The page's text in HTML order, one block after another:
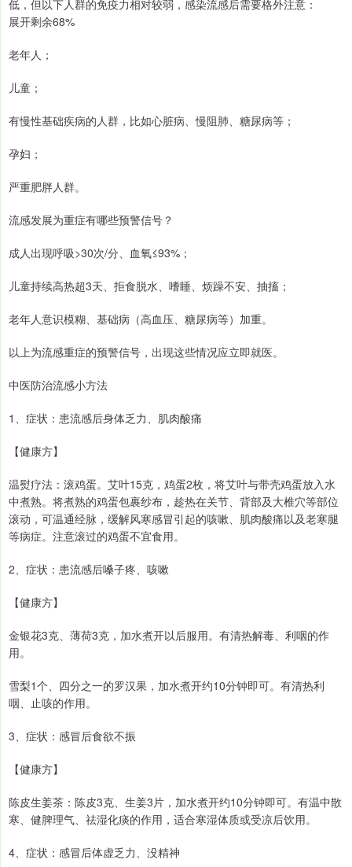
低，但以下人群的免疫力相对较弱，感染流感后需要格外注意：
展开剩余68%
老年人；
儿童；
有慢性基础疾病的人群，比如心脏病、慢阻肺、糖尿病等；
孕妇；
严重肥胖人群。
流感发展为重症有哪些预警信号？
成人出现呼吸>30次/分、血氧≤93%；
儿童持续高热超3天、拒食脱水、嗜睡、烦躁不安、抽搐；
老年人意识模糊、基础病（高血压、糖尿病等）加重。
以上为流感重症的预警信号，出现这些情况应立即就医。
中医防治流感小方法
1、症状：患流感后身体乏力、肌肉酸痛
【健康方】
温熨疗法：滚鸡蛋。艾叶15克，鸡蛋2枚，将艾叶与带壳鸡蛋放入水
中煮熟。将煮熟的鸡蛋包裹纱布，趁热在关节、背部及大椎穴等部位
滚动，可温通经脉，缓解风寒感冒引起的咳嗽、肌肉酸痛以及老寒腿
等病症。注意滚过的鸡蛋不宜食用。
2、症状：患流感后嗓子疼、咳嗽
【健康方】
金银花3克、薄荷3克，加水煮开以后服用。有清热解毒、利咽的作
用。
雪梨1个、四分之一的罗汉果，加水煮开约10分钟即可。有清热利
咽、止咳的作用。
3、症状：感冒后食欲不振
【健康方】
陈皮生姜茶：陈皮3克、生姜3片，加水煮开约10分钟即可。有温中散
寒、健脾理气、祛湿化痰的作用，适合寒湿体质或受凉后饮用。
4、症状：感冒后体虚乏力、没精神